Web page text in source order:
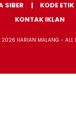
SIBER
KODE ETIK
KONTAK IKLAN
2026 HARIAN MALANG - ALL